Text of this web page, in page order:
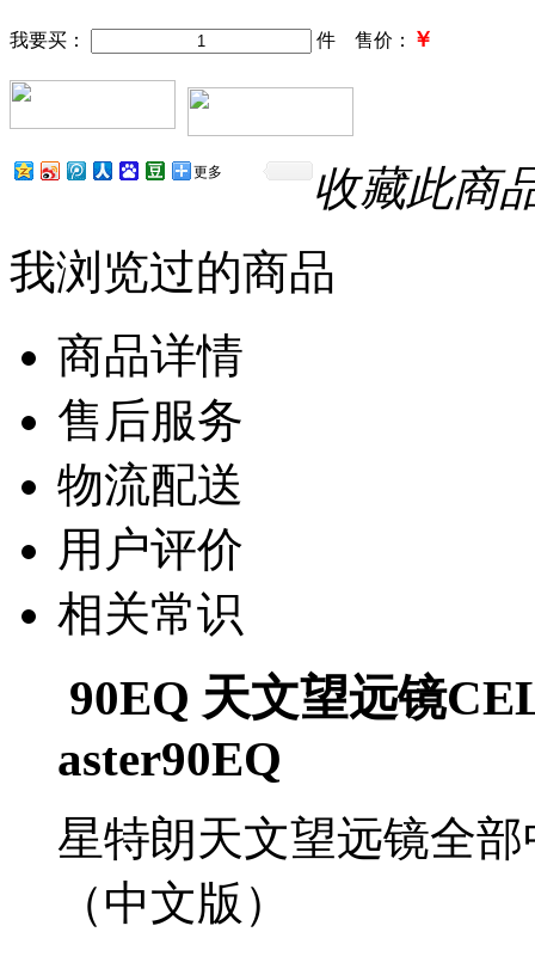
我要买： 件 售价： ￥
收藏此商
更多
我浏览过的商品
商品详情
售后服务
物流配送
用户评价
相关常识
90EQ 天文望远镜
aster90EQ
星特朗天文望远镜全
（中文版）